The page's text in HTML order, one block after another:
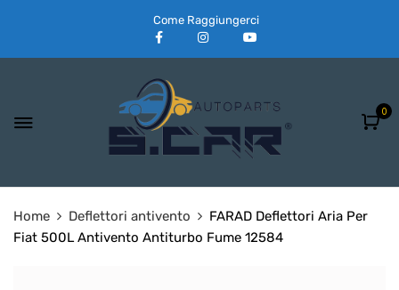
Come Raggiungerci
0
Home Deflettori antivento
FARAD Deflettori Aria Per
Fiat 500L Antivento Antiturbo Fume 12584